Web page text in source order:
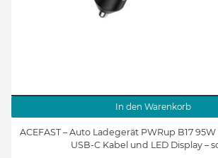
In den Warenkorb
ACEFAST – Auto Ladegerät PWRup B17
USB-C Kabel und LED Display –